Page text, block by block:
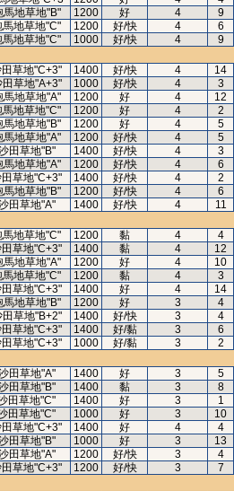
馬地草地"B" 1200 好 4
9
馬地草地"C" 1200 好/快 4
6
馬地草地"C" 1000 好/快 4
9
草地"C+3" 1400 好/快 4
14
田草地"A+3" 1000 好/快 4
3
馬地草地"A" 1200 好 4
12
馬地草地"C" 1200 好 4
2
馬地草地"B" 1200 好 4
5
馬地草地"A" 1200 好/快 4
5
田草地"B" 1400 好/快 4
3
馬地草地"A" 1200 好/快 4
6
草地"C+3" 1400 好/快 4
2
馬地草地"B" 1200 好/快 4
6
田草地"A" 1400 好/快 4
11
馬地草地"C" 1200 黏 4
4
草地"C+3" 1400 黏 4
12
馬地草地"A" 1200 好 4
10
馬地草地"C" 1200 黏 4
3
草地"C+3" 1400 好 4
14
馬地草地"B" 1200 好 3
4
田草地"B+2" 1400 好/快 3
4
草地"C+3" 1400 好/黏 3
6
草地"C+3" 1000 好/黏 3
2
田草地"A" 1400 好 3
5
田草地"B" 1400 黏 3
8
田草地"C" 1400 好 3
1
田草地"C" 1000 好 3
10
草地"C+3" 1400 好 4
4
田草地"B" 1000 好 3
13
田草地"A" 1200 好/快 3
4
草地"C+3" 1200 好/快 3
7